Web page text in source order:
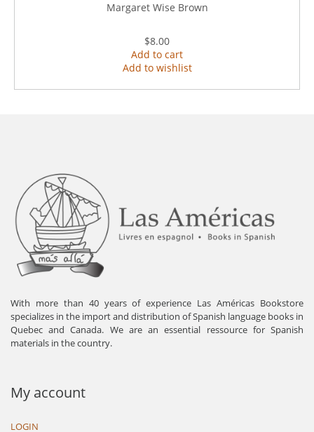
Margaret Wise Brown
$8.00
Add to cart
Add to wishlist
With more than 40 years of experience Las Américas Bookstore
specializes in the import and distribution of Spanish language books in
Quebec and Canada. We are an essential ressource for Spanish
materials in the country.
My account
LOGIN